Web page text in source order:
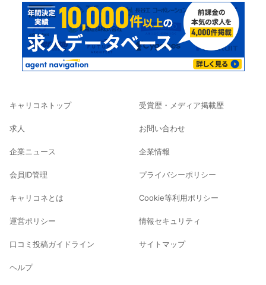
キャリコネトップ
求人
企業ニュース
会員ID管理
キャリコネとは
運営ポリシー
口コミ投稿ガイドライン
ヘルプ
受賞歴・メディア掲載歴
お問い合わせ
企業情報
プライバシーポリシー
Cookie等利用ポリシー
情報セキュリティ
サイトマップ